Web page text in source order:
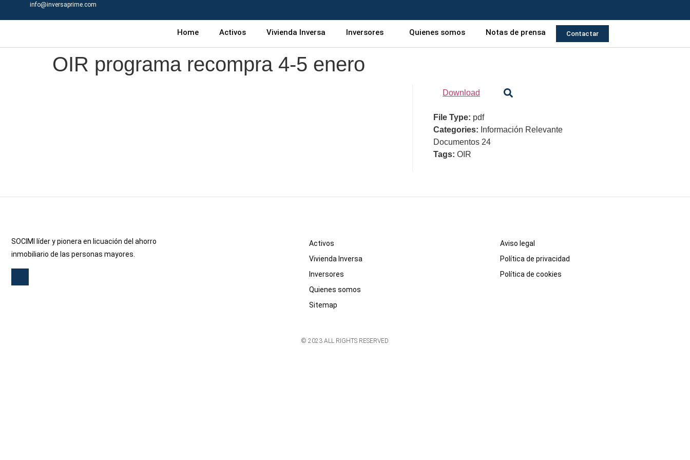
info@inversaprime.com
Home Activos Vivienda Inversa Inversores Quienes somos Notas de prensa Contactar
OIR programa recompra 4-5 enero
Download
File Type: pdf
Categories: Información Relevante
Documentos 24
Tags: OIR
SOCIMI líder y pionera en licuación del ahorro
inmobiliario de las personas mayores.
Activos
Vivienda Inversa
Inversores
Quienes somos
Sitemap
Aviso legal
Política de privacidad
Política de cookies
© 2023 ALL RIGHTS RESERVED​